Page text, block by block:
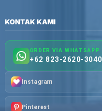
KONTAK KAMI
ORDER VIA WHATSAPP
+62 823-2620-3040
Instagram
Pinterest